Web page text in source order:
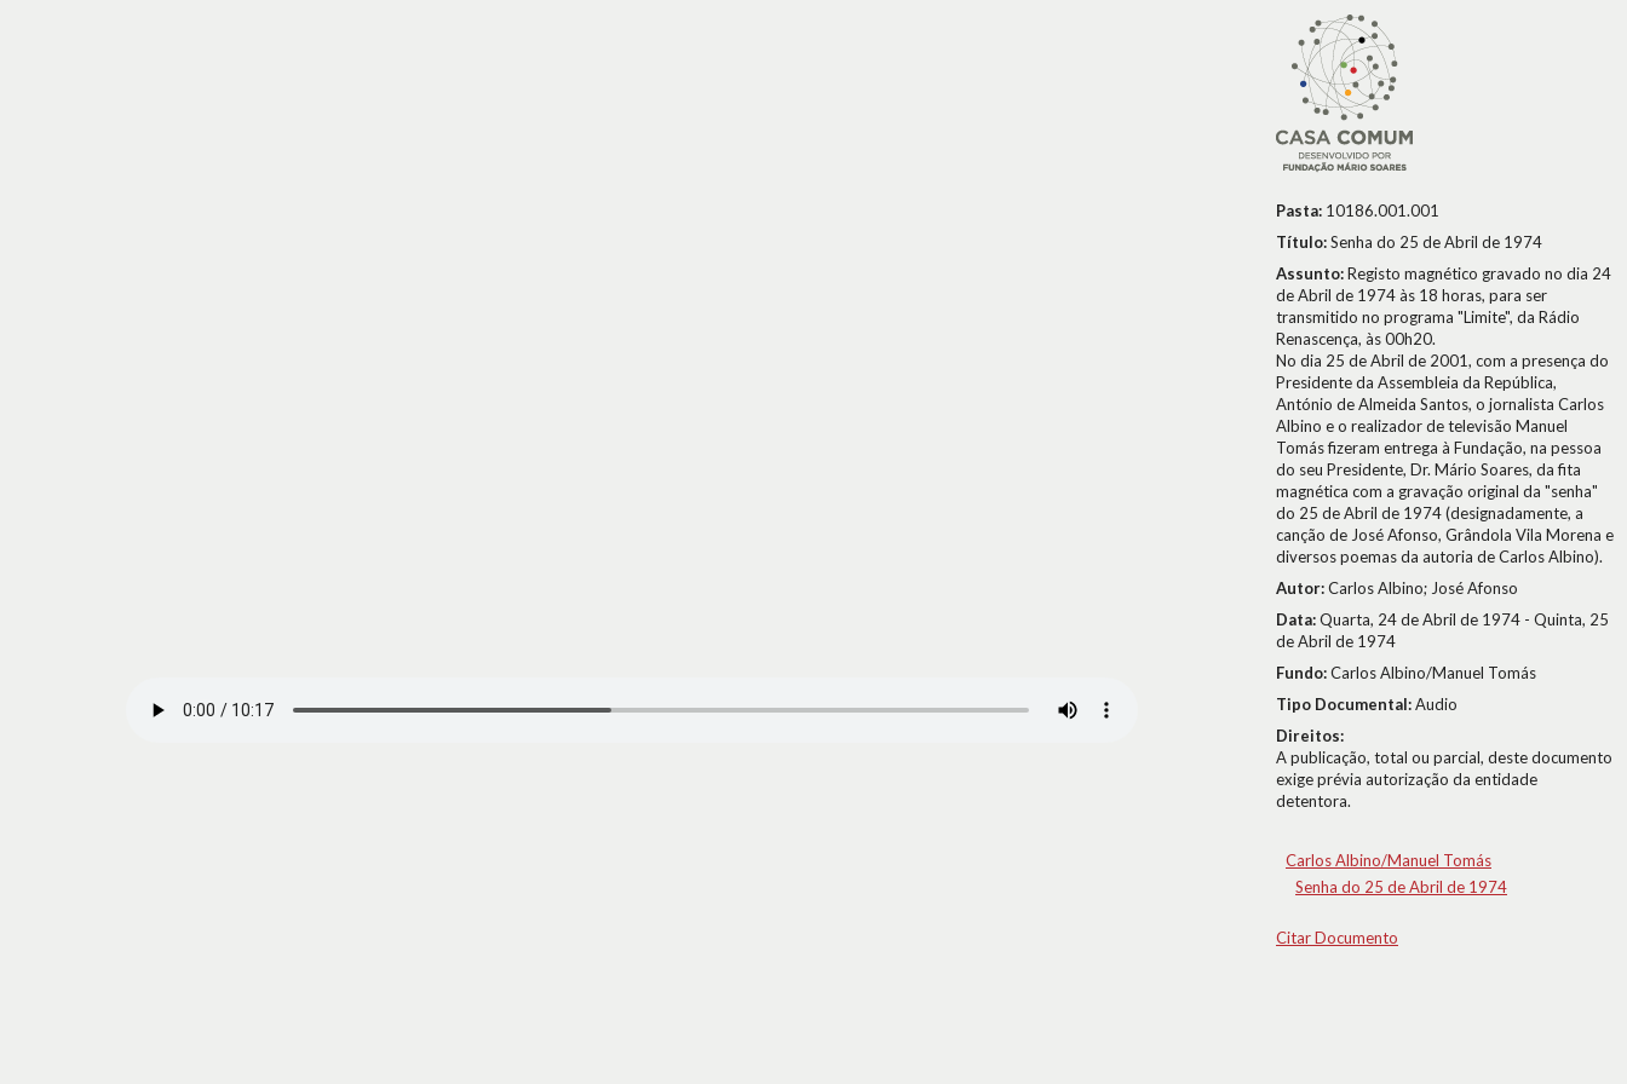
Pasta: 10186.001.001
Título:Senha do 25 de Abril de 1974
Assunto:Registo magnético gravado no dia 24
de Abril de 1974 às 18 horas, para ser
transmitido no programa "Limite", da Rádio
Renascença, às 00h20.
No dia 25 de Abril de 2001, com a presença do
Presidente da Assembleia da República,
António de Almeida Santos, o jornalista Carlos
Albino e o realizador de televisão Manuel
Tomás fizeram entrega à Fundação, na pessoa
do seu Presidente, Dr. Mário Soares, da fita
magnética com a gravação original da "senha"
do 25 de Abril de 1974 (designadamente, a
canção de José Afonso, Grândola Vila Morena e
diversos poemas da autoria de Carlos Albino).
Autor:Carlos Albino; José Afonso
Data:Quarta, 24 de Abril de 1974 - Quinta, 25
de Abril de 1974
Fundo:Carlos Albino/Manuel Tomás
Tipo Documental:Audio
Direitos:
A publicação, total ou parcial, deste documento
exige prévia autorização da entidade
detentora.
Carlos Albino/Manuel Tomás
Senha do 25 de Abril de 1974
Citar Documento